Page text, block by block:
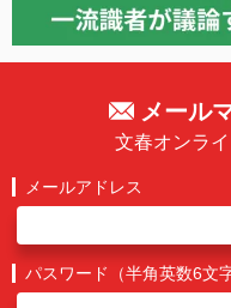
メール
文春オンラ
メールアドレス
パスワード（半角英数6文